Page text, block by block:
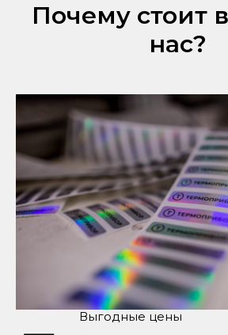
Почему стоит
нас?
Выгодные цены